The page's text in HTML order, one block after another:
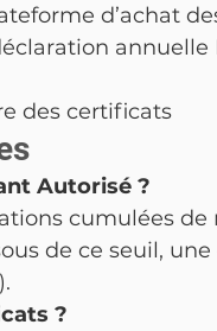
d’achat
annuelle
des certificats
Autorisé ?
cumulées de
de ce seuil,
?